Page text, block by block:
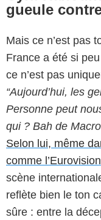
gueule
Mais ce n’est pas
France a été si
ce n’est pas
“Aujourd’hui, les
Personne peut
qui ? Bah de
Selon lui, même
comme
scène
reflète bien le ton
sûre : entre la